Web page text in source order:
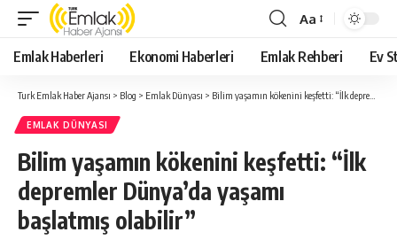
Yazı
Tipi
Boyutlandırıcı
Aa
Emlak Haberleri Ekonomi Haberleri Emlak Rehberi Ev
Turk Emlak Haber Ajansı > Blog > Emlak Dünyası > Bilim yaşamın kökenini keşfetti: “İlk depremler Dünya’da yaşamı başlatmış olabilir”
EMLAK DÜNYASI
Bilim yaşamın kökenini keşfetti: “İlk
depremler Dünya’da yaşamı
başlatmış olabilir”